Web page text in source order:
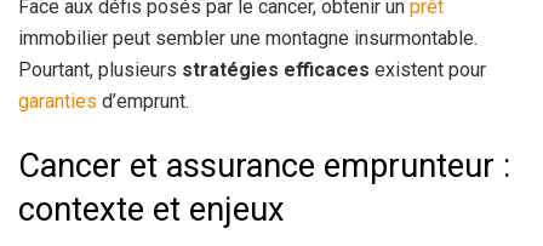
Face aux défis posés par le cancer, obtenir un prêt
immobilier peut sembler une montagne insurmontable.
Pourtant, plusieurs stratégies efficaces existent pour
garanties d’emprunt.
Cancer et assurance emprunteur :
contexte et enjeux